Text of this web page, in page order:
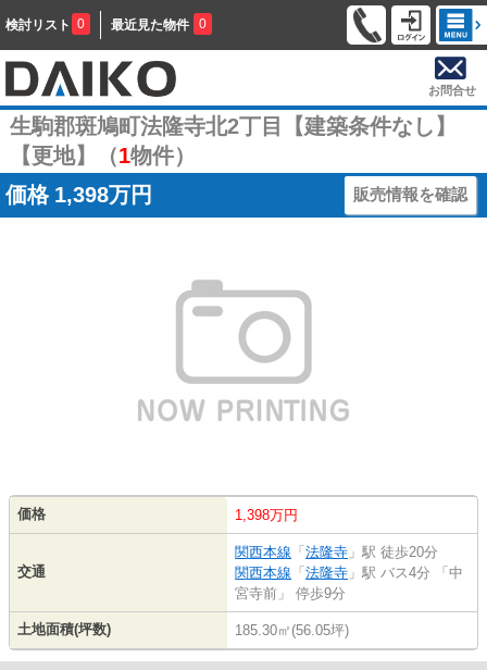
検討リスト 0 最近見た物件 0
お問合せ
生駒郡斑鳩町法隆寺北2丁目【建築条件なし】
【更地】（1物件）
価格 1,398万円 販売情報を確認
価格 1,398万円
交通
関西本線 「 法隆寺 」駅 徒歩20分
関西本線 「 法隆寺 」駅 バス4分 「中
宮寺前」 停歩9分
土地面積(坪数) 185.30㎡(56.05坪)